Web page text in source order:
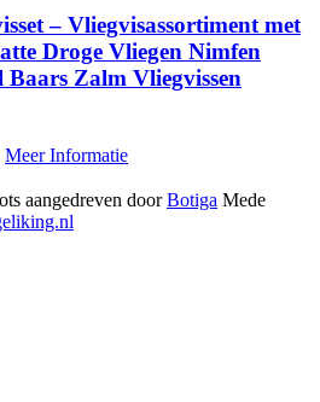
– Vliegvisassortiment met
Droge Vliegen Nimfen
Baars Zalm Vliegvissen
Meer Informatie
aangedreven doorBotiga Mede